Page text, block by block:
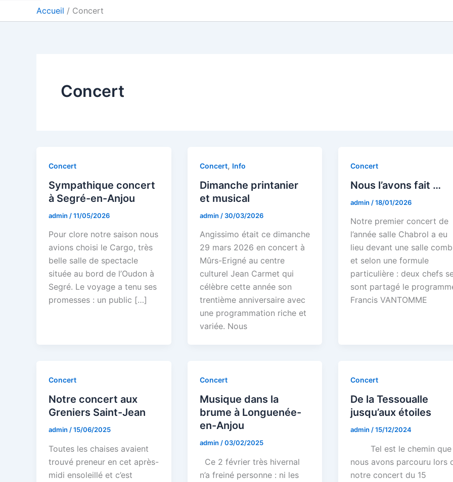
Accueil Concert
Concert
Concert
Sympathique concert
à Segré-en-Anjou
admin /11/05/2026
Pour clore notre saison nous
avions choisi le Cargo, très
belle salle de spectacle
située au bord de l’Oudon à
Segré. Le voyage a tenu ses
promesses : un public […]
Concert, Info
Dimanche printanier
et musical
admin / 30/03/2026
Angissimo était ce dimanche
29 mars 2026 en concert à
Mûrs-Erigné au centre
culturel Jean Carmet qui
célèbre cette année son
trentième anniversaire avec
une programmation riche et
variée. Nous
Concert
Nous l’avons fait …
admin /18/01/2026
Notre premier concert de
l’année salle Chabrol a eu
lieu devant une salle
et selon une formule
particulière : deux chefs
sont partagé le
Francis VANTOMME
Concert
Notre concert aux
Greniers Saint-Jean
admin /15/06/2025
Toutes les chaises avaient
trouvé preneur en cet après-
midi ensoleillé et c’est
Concert
Musique dans la
brume à Longuenée-
en-Anjou
admin /03/02/2025
Ce 2 février très hivernal
n’a freiné personne : ni les
Concert
De la Tessoualle
jusqu’aux étoiles
admin /15/12/2024
Tel est le chemin que
nous avons parcouru lors
notre concert du 15